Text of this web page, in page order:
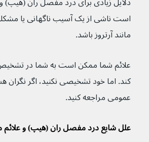
است ناشی از یک آسیب ناگهانی یا
مانند آرتروز باشد.
علائم شما ممکن است به شما در
کند. اما خود تشخیصی نکنید، اگر
عمومی مراجعه کنید.
علل شایع درد مفصل ران (هیپ) و علائم